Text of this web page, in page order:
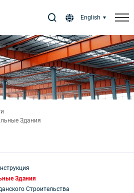
English
Здания
Здания
Строительства